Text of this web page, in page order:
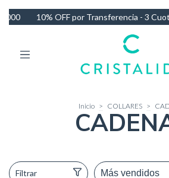
- 3 Cuotas sin intereses - Envío
Inicio > COLLARES >
Filtrar